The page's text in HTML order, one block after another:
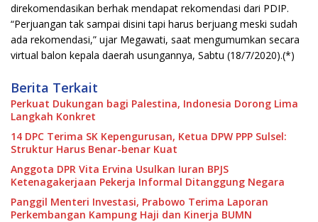
direkomendasikan berhak mendapat rekomendasi dari PDIP.
“Perjuangan tak sampai disini tapi harus berjuang meski sudah
ada rekomendasi,” ujar Megawati, saat mengumumkan secara
virtual balon kepala daerah usungannya, Sabtu (18/7/2020).(*)
Berita Terkait
Perkuat Dukungan bagi Palestina, Indonesia Dorong Lima
Langkah Konkret
14 DPC Terima SK Kepengurusan, Ketua DPW PPP Sulsel:
Struktur Harus Benar-benar Kuat
Anggota DPR Vita Ervina Usulkan Iuran BPJS
Ketenagakerjaan Pekerja Informal Ditanggung Negara
Panggil Menteri Investasi, Prabowo Terima Laporan
Perkembangan Kampung Haji dan Kinerja BUMN